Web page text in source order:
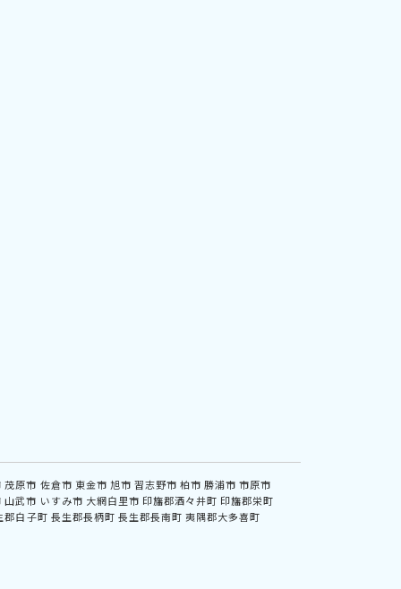
茂原市 佐倉市 東金市 旭市 習志野市 柏市 勝浦市 市原市
山武市 いすみ市 大網白里市 印旛郡酒々井町 印旛郡栄町
郡白子町 長生郡長柄町 長生郡長南町 夷隅郡大多喜町